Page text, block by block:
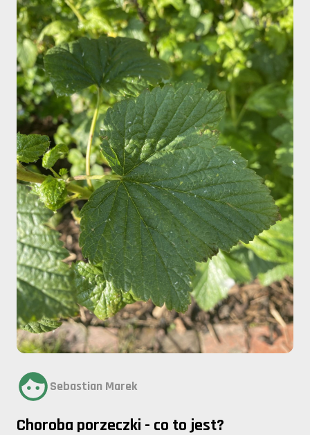
Sebastian Marek
Choroba porzeczki - co to jest?